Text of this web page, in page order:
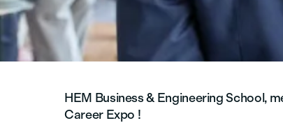
HEM Business & Engineering School,
Career Expo !